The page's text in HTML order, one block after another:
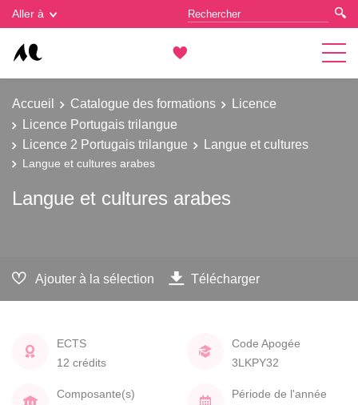
Aller à
Accueil Catalogue des formations
Licence
Licence Portugais trilangue
Licence 2 Portugais trilangue
Langue et cultures
Langue et cultures arabes
Langue et cultures arabes
Ajouter à la sélection Télécharger
ECTS
12 crédits
Code Apogée
3LKPY32
Composante(s)
Période de l'année
Gestion des cookies